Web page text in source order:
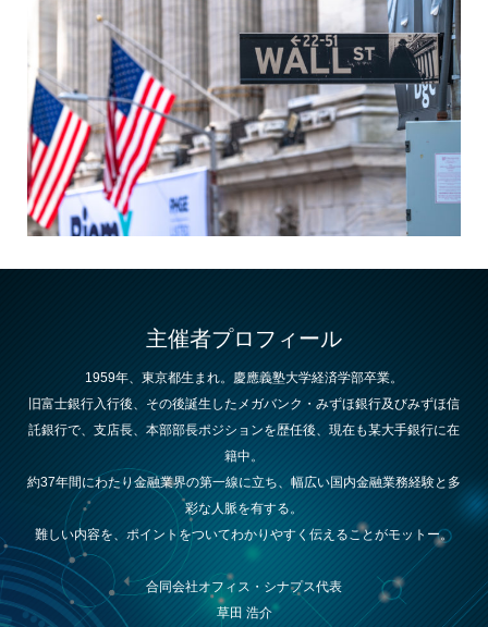
主催者プロフィール
1959年、東京都生まれ。慶應義塾大学経済学部卒業。
旧富士銀行入行後、その後誕生したメガバンク・みずほ銀行及びみずほ信
託銀行で、支店長、本部部長ポジションを歴任後、現在も某大手銀行に在
籍中。
約37年間にわたり金融業界の第一線に立ち、幅広い国内金融業務経験と多
彩な人脈を有する。
難しい内容を、ポイントをついてわかりやすく伝えることがモットー。
合同会社オフィス・シナプス代表
草田 浩介